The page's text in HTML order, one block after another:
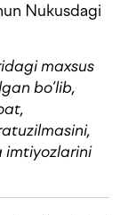
Nukusdagi
maxsus
bo‘lib,
imtiyozlarini